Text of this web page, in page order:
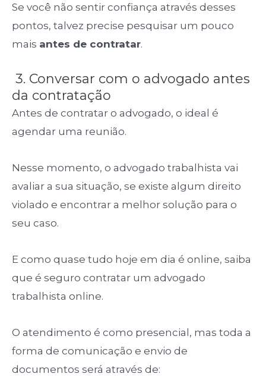
Se você não sentir confiança através desses
pontos, talvez precise pesquisar um pouco
mais antes de contratar.
3. Conversar com o advogado antes
da contratação
Antes de contratar o advogado, o ideal é
agendar uma reunião.
Nesse momento, o advogado trabalhista vai
avaliar a sua situação, se existe algum direito
violado e encontrar a melhor solução para o
seu caso.
E como quase tudo hoje em dia é online, saiba
que é seguro contratar um advogado
trabalhista online.
O atendimento é como presencial, mas toda a
forma de comunicação e envio de
documentos será através de: